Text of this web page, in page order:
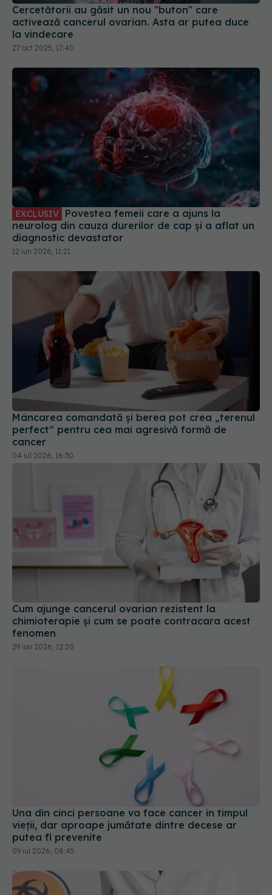
la vindecare
27 oct 2025, 17:40
EXCLUSIV
neurolog din cauza durerilor de cap și a aflat un
diagnostic devastator
12 iun 2026, 11:21
Mâncarea comandată și berea pot crea „terenul
perfect” pentru cea mai agresivă formă de
cancer
04 iul 2026, 16:30
Cum ajunge cancerul ovarian rezistent la
chimioterapie și cum se poate contracara acest
fenomen
29 iun 2026, 12:20
Una din cinci persoane va face cancer în timpul
vieții, dar aproape jumătate dintre decese ar
putea fi prevenite
09 iul 2026, 08:45